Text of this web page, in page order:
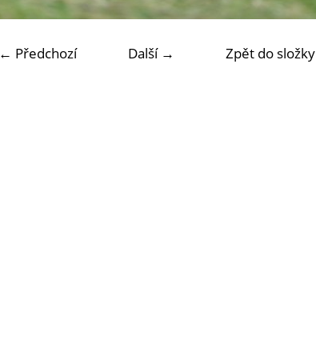
← Předchozí Další → Zpět do složky